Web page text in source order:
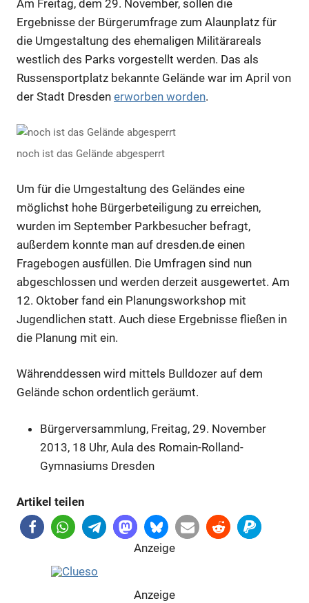
Am Freitag, dem 29. November, sollen die
Ergebnisse der Bürgerumfrage zum Alaunplatz für
die Umgestaltung des ehemaligen Militärareals
westlich des Parks vorgestellt werden. Das als
Russensportplatz bekannte Gelände war im April von
der Stadt Dresden erworben worden.
noch ist das Gelände abgesperrt
Um für die Umgestaltung des Geländes eine
möglichst hohe Bürgerbeteiligung zu erreichen,
wurden im September Parkbesucher befragt,
außerdem konnte man auf dresden.de einen
Fragebogen ausfüllen. Die Umfragen sind nun
abgeschlossen und werden derzeit ausgewertet. Am
12. Oktober fand ein Planungsworkshop mit
Jugendlichen statt. Auch diese Ergebnisse fließen in
die Planung mit ein.
Währenddessen wird mittels Bulldozer auf dem
Gelände schon ordentlich geräumt.
Bürgerversammlung, Freitag, 29. November
2013, 18 Uhr, Aula des Romain-Rolland-
Gymnasiums Dresden
Artikel teilen
Anzeige
Anzeige